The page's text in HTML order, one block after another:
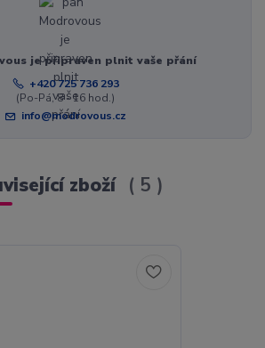
je připraven plnit vaše přání
+420 725 736 293
(Po-Pá, 8 - 16 hod.)
info@modrovous.cz
zboží 5